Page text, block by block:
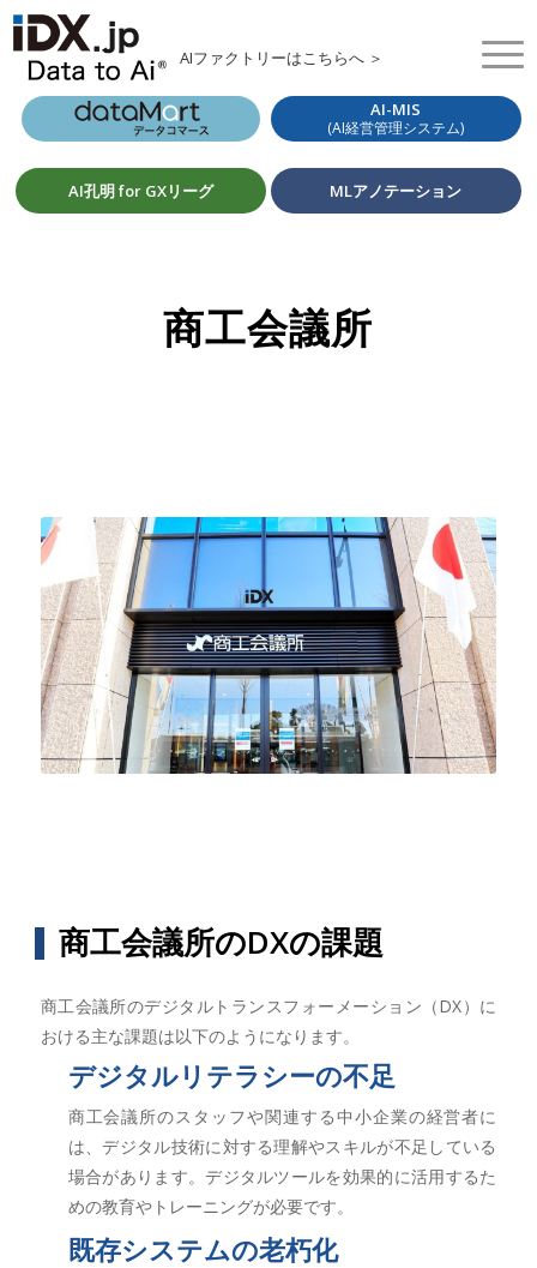
AIファクトリーはこちらへ ＞
AI-MIS
(AI経営管理システム)
AI孔明 for GXリーグ MLアノテーション
商工会議所
商工会議所のDXの課題
商工会議所のデジタルトランスフォーメーション（DX）に
おける主な課題は以下のようになります。
デジタルリテラシーの不足
商工会議所のスタッフや関連する中小企業の経営者に
は、デジタル技術に対する理解やスキルが不足している
場合があります。デジタルツールを効果的に活用するた
めの教育やトレーニングが必要です。
既存システムの老朽化